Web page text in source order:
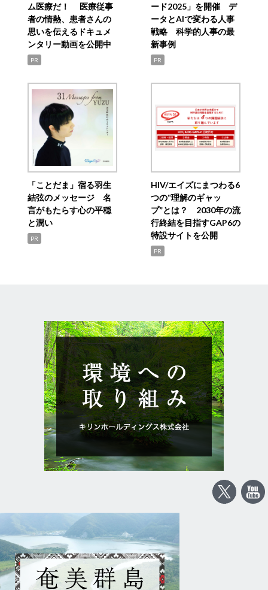
ム医療だ！ 医療従事
者の情熱、患者さんの
思いを伝えるドキュメ
ンタリー動画を公開中
PR
ード2025」を開催 デ
ータとAIで変わる人事
戦略 科学的人事の最
新事例
PR
「ことだま」宿る羽生
結弦のメッセージ 名
言がもたらす心の平穏
と潤い
PR
HIV/エイズにまつわる6
つの“理解のギャッ
プ”とは？ 2030年の流
行終結を目指すGAP6の
特設サイトを公開
PR